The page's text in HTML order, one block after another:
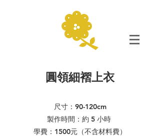
圓領細褶上衣
尺寸：90-120cm
製作時間：約 5 小時
學費：1500元（不含材料費）